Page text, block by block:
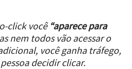
click você “aparece para
nem todos vão acessar o
você ganha tráfego,
decidir clicar.